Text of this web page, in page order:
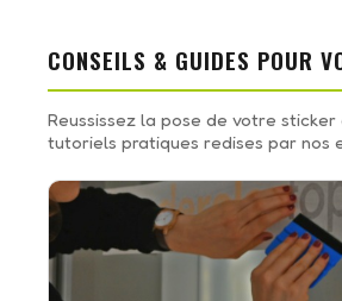
CONSEILS & GUIDES POUR
Reussissez la pose de votre sticker
tutoriels pratiques redises par nos